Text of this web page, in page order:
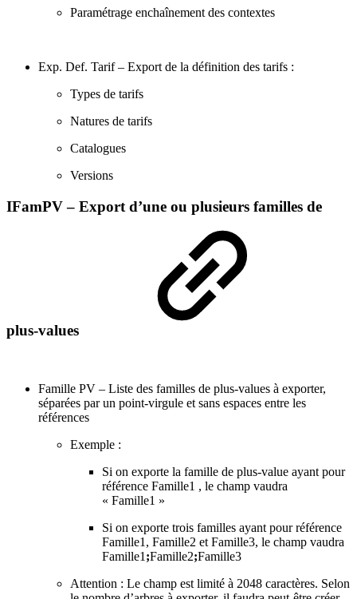
Paramétrage enchaînement des contextes
Exp. Def. Tarif – Export de la définition des tarifs :
Types de tarifs
Natures de tarifs
Catalogues
Versions
IFamPV – Export d’une ou plusieurs familles de
plus-values
Famille PV – Liste des familles de plus-values à exporter,
séparées par un point-virgule et sans espaces entre les
références
Exemple :
Si on exporte la famille de plus-value ayant pour
référence Famille1 , le champ vaudra
« Famille1 »
Si on exporte trois familles ayant pour référence
Famille1, Famille2 et Famille3, le champ vaudra
Famille1 ;Famille2;Famille3
Attention : Le champ est limité à 2048 caractères. Selon